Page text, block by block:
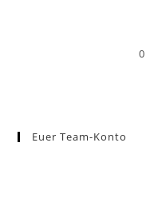
0
Euer Team-Konto